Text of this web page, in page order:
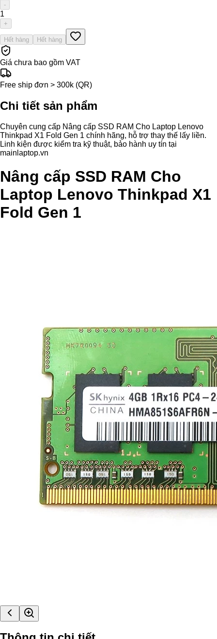
-
1
+
Hết hàng Hết hàng
Giá chưa bao gồm VAT
Free ship đơn > 300k (QR)
Chi tiết sản phẩm
Chuyên cung cấp Nâng cấp SSD RAM Cho Laptop Lenovo
Thinkpad X1 Fold Gen 1 chính hãng, hỗ trợ thay thế lấy liền.
Linh kiện được kiểm tra kỹ thuật, bảo hành uy tín tại
mainlaptop.vn
Nâng cấp SSD RAM Cho
Laptop Lenovo Thinkpad X1
Fold Gen 1